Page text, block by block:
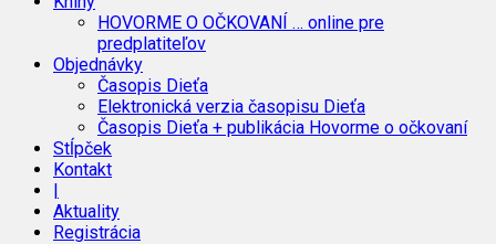
HOVORME O OČKOVANÍ … online pre
predplatiteľov
Objednávky
Časopis Dieťa
Elektronická verzia časopisu Dieťa
Časopis Dieťa + publikácia Hovorme o očkovaní
Stĺpček
Kontakt
|
Aktuality
Registrácia